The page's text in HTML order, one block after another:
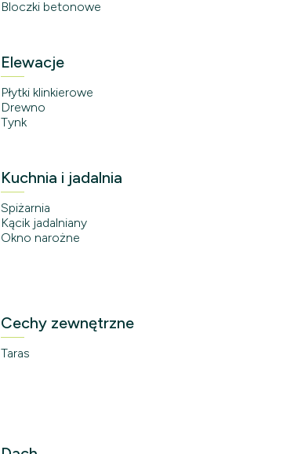
Bloczki betonowe
Elewacje
Płytki klinkierowe
Drewno
Tynk
Kuchnia i jadalnia
Spiżarnia
Kącik jadalniany
Okno narożne
Cechy zewnętrzne
Taras